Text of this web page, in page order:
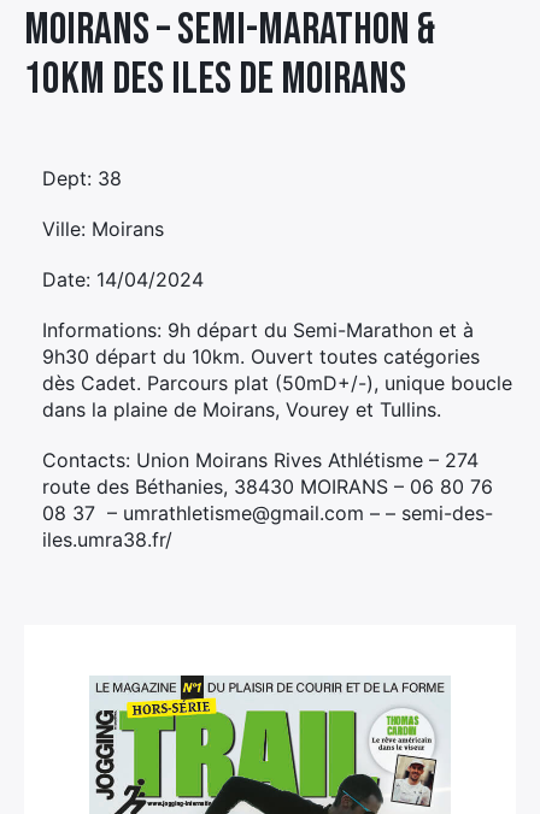
Moirans – SEMI-MARATHON &
10KM DES ILES DE MOIRANS
Dept: 38
Ville: Moirans
Date: 14/04/2024
Informations: 9h départ du Semi-Marathon et à
9h30 départ du 10km. Ouvert toutes catégories
dès Cadet. Parcours plat (50mD+/-), unique boucle
dans la plaine de Moirans, Vourey et Tullins.
Contacts: Union Moirans Rives Athlétisme – 274
route des Béthanies, 38430 MOIRANS – 06 80 76
08 37 – umrathletisme@gmail.com – – semi-des-
iles.umra38.fr/
de
menu
Élément
de
menu
Élément
de
menu